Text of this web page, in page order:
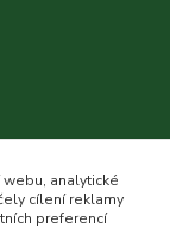
analytické
cílení reklamy
preferencí